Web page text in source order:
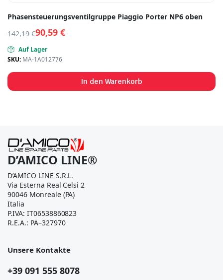
Phasensteuerungsventilgruppe Piaggio Porter NP6 oben
142,19€90,59 €
Auf Lager
SKU: MA-1A012776
In den Warenkorb
D’AMICO LINE®
D’AMICO LINE S.R.L.
Via Esterna Real Celsi 2
90046 Monreale (PA)
Italia
P.IVA: IT06538860823
R.E.A.: PA–327970
Unsere Kontakte
+39 091 555 8078